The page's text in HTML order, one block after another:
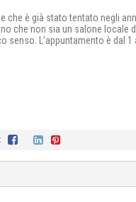
che è già stato tentato negli
che non sia un salone locale
L’appuntamento è dal 1